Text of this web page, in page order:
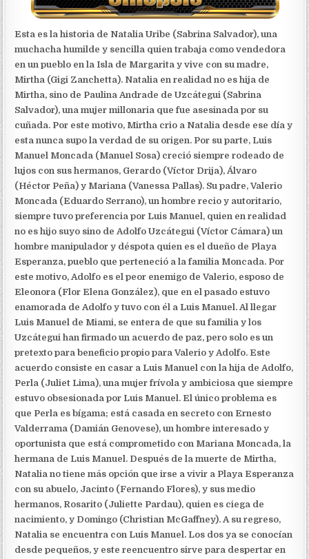
Esta es la historia de Natalia Uribe (Sabrina Salvador), una
muchacha humilde y sencilla quien trabaja como vendedora
en un pueblo en la Isla de Margarita y vive con su madre,
Mirtha (Gigi Zanchetta). Natalia en realidad no es hija de
Mirtha, sino de Paulina Andrade de Uzcátegui (Sabrina
Salvador), una mujer millonaria que fue asesinada por su
cuñada. Por este motivo, Mirtha crio a Natalia desde ese día y
esta nunca supo la verdad de su origen. Por su parte, Luis
Manuel Moncada (Manuel Sosa) creció siempre rodeado de
lujos con sus hermanos, Gerardo (Víctor Drija), Álvaro
(Héctor Peña) y Mariana (Vanessa Pallas). Su padre, Valerio
Moncada (Eduardo Serrano), un hombre recio y autoritario,
siempre tuvo preferencia por Luis Manuel, quien en realidad
no es hijo suyo sino de Adolfo Uzcátegui (Víctor Cámara) un
hombre manipulador y déspota quien es el dueño de Playa
Esperanza, pueblo que perteneció a la familia Moncada. Por
este motivo, Adolfo es el peor enemigo de Valerio, esposo de
Eleonora (Flor Elena González), que en el pasado estuvo
enamorada de Adolfo y tuvo con él a Luis Manuel. Al llegar
Luis Manuel de Miami, se entera de que su familia y los
Uzcátegui han firmado un acuerdo de paz, pero solo es un
pretexto para beneficio propio para Valerio y Adolfo. Este
acuerdo consiste en casar a Luis Manuel con la hija de Adolfo,
Perla (Juliet Lima), una mujer frívola y ambiciosa que siempre
estuvo obsesionada por Luis Manuel. El único problema es
que Perla es bígama; está casada en secreto con Ernesto
Valderrama (Damián Genovese), un hombre interesado y
oportunista que está comprometido con Mariana Moncada, la
hermana de Luis Manuel. Después de la muerte de Mirtha,
Natalia no tiene más opción que irse a vivir a Playa Esperanza
con su abuelo, Jacinto (Fernando Flores), y sus medio
hermanos, Rosarito (Juliette Pardau), quien es ciega de
nacimiento, y Domingo (Christian McGaffney). A su regreso,
Natalia se encuentra con Luis Manuel. Los dos ya se conocían
desde pequeños, y este reencuentro sirve para despertar en